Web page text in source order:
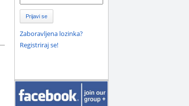
Prijavi se
Zaboravljena lozinka?
Registriraj se!